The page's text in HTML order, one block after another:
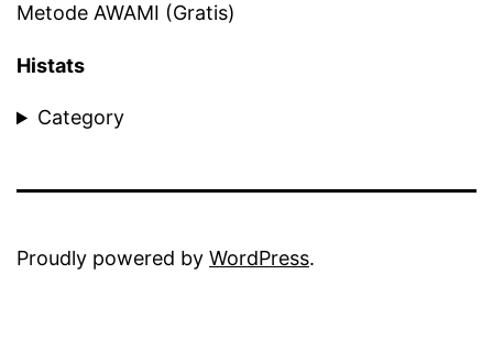
Metode AWAMI (Gratis)
Histats
Category
Proudly powered by WordPress.